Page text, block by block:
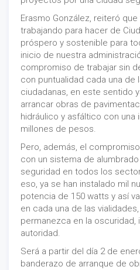
Erasmo González, reiteró
trabajando para hacer de
próspero y sostenible para
inicio de nuestra
compromiso de trabajar sin
con puntualidad cada una de
ciudadanas, en este sentido
arrancar obras de
hidráulico y asfáltico con una
millones de pesos.
Pero, además, el
con un sistema de
seguridad en todos los
eso, ya se han instalado mil
potencia de 150 watts y así
en cada una de las
permanezca en la oscuridad,
autoridad.
Será a partir del día 2 de
banderazo de arranque de